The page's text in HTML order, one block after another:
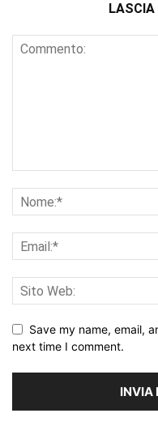
LASCIA
Save my name, email,
next time I comment.